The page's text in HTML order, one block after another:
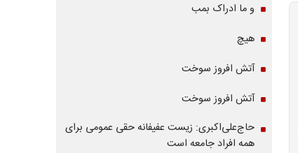
و ما ادراک بمب
هیچ
آتش افروز سوخت
آتش افروز سوخت
حاج‌علی‌اکبری: زیست عفیفانه حقی عمومی برای
همه افراد جامعه است